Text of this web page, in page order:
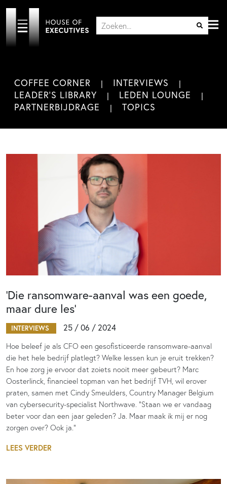
COFFEE CORNER
INTERVIEWS
LEADER'S LIBRARY
LEDEN LOUNGE
PARTNERBIJDRAGE
TOPICS
‘Die ransomware-aanval was een goede,
maar dure les’
INTERVIEWS 25 / 06 / 2024
Hoe beleef je als CFO een gesofisticeerde ransomware-aanval
die het hele bedrijf platlegt? Welke lessen kun je eruit trekken?
En hoe zorg je ervoor dat zoiets nooit meer gebeurt? Marc
Oosterlinck, financieel topman van het bedrijf TVH, wil erover
praten, samen met Cindy Smeulders, Country Manager Belgium
van cybersecurity-specialist Northwave. “Staan we er vandaag
beter voor dan een jaar geleden? Ja. Maar maak ik mij er nog
zorgen over? Ook ja.”
LEES VERDER